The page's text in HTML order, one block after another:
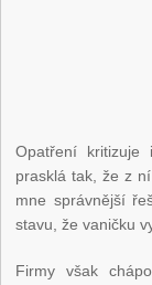
Opatření kritizuje
prasklá tak, že z
mne správnější
stavu, že vaničku
Firmy však